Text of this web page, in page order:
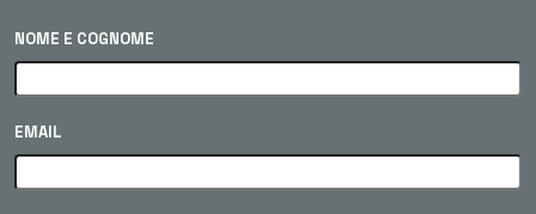
NOME E COGNOME
EMAIL